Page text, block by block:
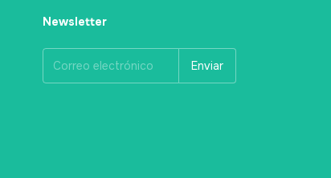
Newsletter